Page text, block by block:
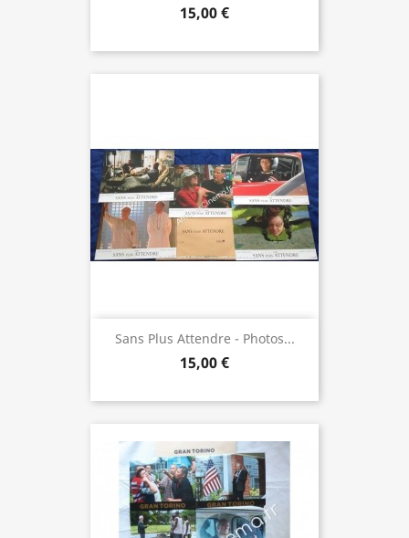
15,00 €
Sans Plus Attendre - Photos...
15,00 €